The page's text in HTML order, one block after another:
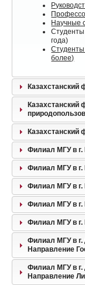
Научные
года)
более)
Казахстанский
Казахстанский
Казахстанский
Филиал МГУ в г.
Филиал МГУ в г.
Филиал МГУ в г.
Филиал МГУ в г.
Филиал МГУ в г.
Филиал МГУ в
Направление
Филиал МГУ в
Направление